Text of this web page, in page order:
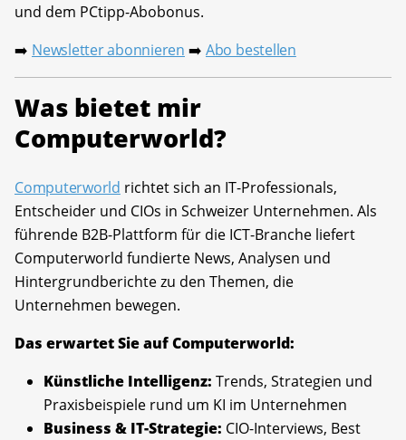
und dem PCtipp-Abobonus.
➡️ Newsletter abonnieren ➡️ Abo bestellen
Was bietet mir
Computerworld?
Computerworld richtet sich an IT-Professionals,
Entscheider und CIOs in Schweizer Unternehmen. Als
führende B2B-Plattform für die ICT-Branche liefert
Computerworld fundierte News, Analysen und
Hintergrundberichte zu den Themen, die
Unternehmen bewegen.
Das erwartet Sie auf Computerworld:
Künstliche Intelligenz: Trends, Strategien und
Praxisbeispiele rund um KI im Unternehmen
Business & IT-Strategie: CIO-Interviews, Best